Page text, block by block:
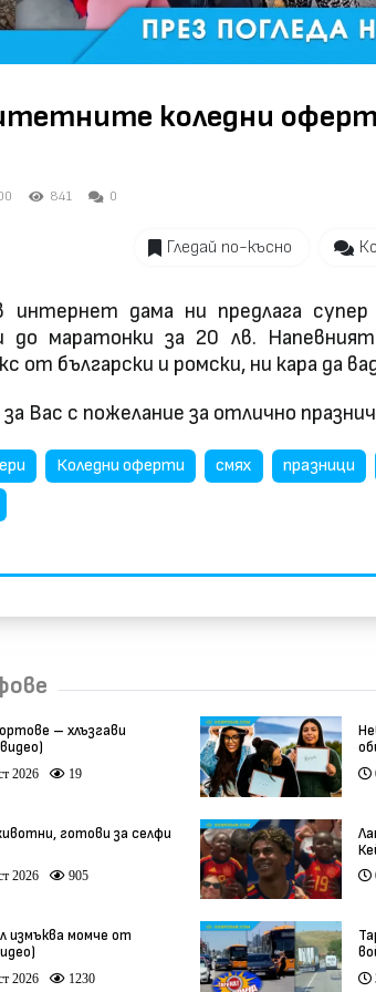
коледни
841 0
Гледай по-късно
интернет дама ни предлага
до маратонки за 20 лв.
от български и ромски, ни кара да
за Вас с пожелание за отлично
Коледни оферти смях празници
– хлъзгави
2026 19
готови за селфи
2026 905
измъква момче от
2026 1230